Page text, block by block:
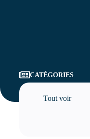
CATÉGORIES
Tout voir